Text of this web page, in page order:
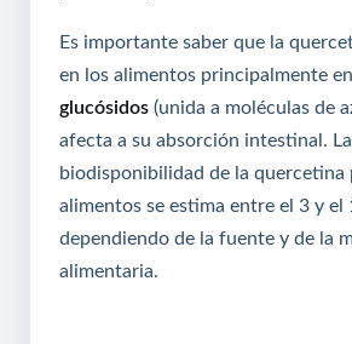
Es importante saber que la
en los alimentos principalmente
glucósidos (unida a moléculas de
afecta a su absorción intestinal. La
biodisponibilidad de la quercetina
alimentos se estima entre el 3 y el
dependiendo de la fuente y de la
alimentaria.